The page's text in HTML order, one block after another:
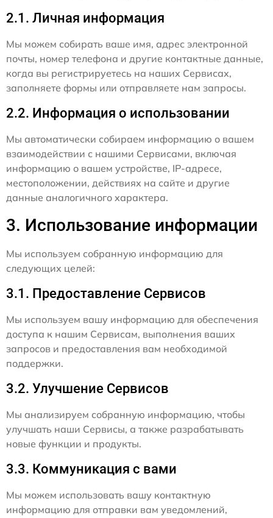
2.1. Личная информация
Мы можем собирать ваше имя, адрес электронной
почты, номер телефона и другие контактные данные,
когда вы регистрируетесь на наших Сервисах,
заполняете формы или отправляете нам запросы.
2.2. Информация о использовании
Мы автоматически собираем информацию о вашем
взаимодействии с нашими Сервисами, включая
информацию о вашем устройстве, IP-адресе,
местоположении, действиях на сайте и другие
данные аналогичного характера.
3. Использование информации
Мы используем собранную информацию для
следующих целей:
3.1. Предоставление Сервисов
Мы используем вашу информацию для обеспечения
доступа к нашим Сервисам, выполнения ваших
запросов и предоставления вам необходимой
поддержки.
3.2. Улучшение Сервисов
Мы анализируем собранную информацию, чтобы
улучшать наши Сервисы, а также разрабатывать
новые функции и продукты.
3.3. Коммуникация с вами
Мы можем использовать вашу контактную
информацию для отправки вам уведомлений,